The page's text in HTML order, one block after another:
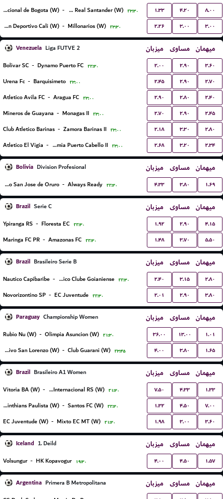
Internacional de Bogota (W) - CD Real Santander (W) ۲۳:۳۰ ۱.۳۳ ۴.۲۰ ۸.۰۰
Asociacion Deportivo Cali (W) - Millonarios (W) ۲۳:۳۰ ۲.۲۶ ۳.۰۰ ۳.۰۰
Venezuela Liga FUTVE 2 میزبان مساوی میهمان
Bolivar SC - Dynamo Puerto FC ۲۲:۳۰ ۲.۰۰ ۲.۹۰ ۳.۶۰
Urena Fc - Barquisimeto ۲۳:۰۰ ۲.۴۵ ۲.۹۰ ۲.۷۰
Atletico Avila FC - Aragua FC ۲۳:۰۰ ۲.۹۰ ۲.۸۰ ۲.۴۰
Mineros de Guayana - Monagas II ۲۳:۰۰ ۲.۷۰ ۲.۹۰ ۲.۴۵
Club Atletico Barinas - Zamora Barinas II ۲۳:۰۰ ۲.۱۸ ۳.۳۰ ۲.۸۰
Atletico El Vigia - Academia Puerto Cabello II ۲۳:۰۰ ۲.۶۸ ۳.۲۰ ۲.۳۴
Bolivia Division Profesional میزبان مساوی میهمان
GV Club Deportivo San Jose de Oruro - Always Ready ۲۲:۳۰ ۴.۳۳ ۳.۸۰ ۱.۶۹
Brazil Serie C میزبان مساوی میهمان
Ypiranga RS - Floresta EC ۲۲:۳۰ ۱.۹۲ ۲.۹۰ ۴.۱۵
Maringa FC PR - Amazonas FC ۲۲:۳۰ ۱.۴۸ ۳.۷۰ ۵.۵۰
Brazil Brasileiro Serie B میزبان مساوی میهمان
Nautico Capibaribe - Atletico Clube Goianiense ۲۲:۳۰ ۲.۴۰ ۳.۱۵ ۲.۸۰
Novorizontino SP - EC Juventude ۲۲:۳۰ ۲.۰۱ ۲.۹۰ ۳.۸۰
Paraguay Championship Women میزبان مساوی میهمان
Rubio Nu (W) - Olimpia Asuncion (W) ۲۱:۳۰ ۳۶.۰۰ ۱۳.۰۰ ۱.۰۱
Sportivo San Lorenzo (W) - Club Guarani (W) ۲۳:۴۵ ۴.۰۰ ۳.۸۰ ۱.۶۵
Brazil Brasileiro A1 Women میزبان مساوی میهمان
Vitoria BA (W) - SC Internacional RS (W) ۲۱:۳۰ ۷.۵۰ ۴.۳۳ ۱.۳۳
Corinthians Paulista (W) - Santos FC (W) ۲۲:۳۰ ۱.۳۲ ۴.۵۰ ۷.۰۰
EC Juventude (W) - Mixto EC MT (W) ۲۱:۳۰ ۱.۹۸ ۳.۰۰ ۳.۶۰
Iceland 1. Deild میزبان مساوی میهمان
Volsungur - HK Kopavogur ۱۹:۳۰ ۴.۰۰ ۴.۵۰ ۱.۵۷
Argentina Primera B Metropolitana میزبان مساوی میهمان